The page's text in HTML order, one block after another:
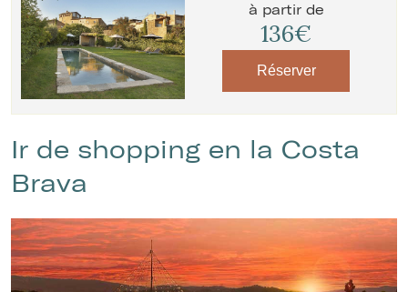
à partir de
136€
Réserver
Ir de shopping en la Costa
Brava